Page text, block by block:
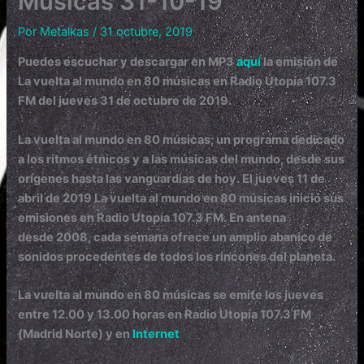
PorMetalkas/31 octubre, 2019
Puedes escuchar y descargar en MP3aquíla emisión de
La vuelta al mundo en 80 músicas en Radio Utopía 107.3
FM del jueves 31 de octubre de 2019.
La vuelta al mundo en 80 músicas; un programa dedicado
a los ritmos étnicos y a las músicas del mundo, desde sus
orígenes hasta las vanguardias de hoy. El jueves 11 de
abril de 2019 La vuelta al mundo en 80 músicas inició sus
emisiones en Radio Utopía 107.3 FM. En antena
desde 2008, cada semana ofrece un amplio abanico de
sonidos procedentes de todos los rincones del planeta.
La vuelta al mundo en 80 músicas se emite los jueves
entre 12.00 y 13.00 horas en Radio Utopía 107.3 FM
(Madrid Norte) y enInternet